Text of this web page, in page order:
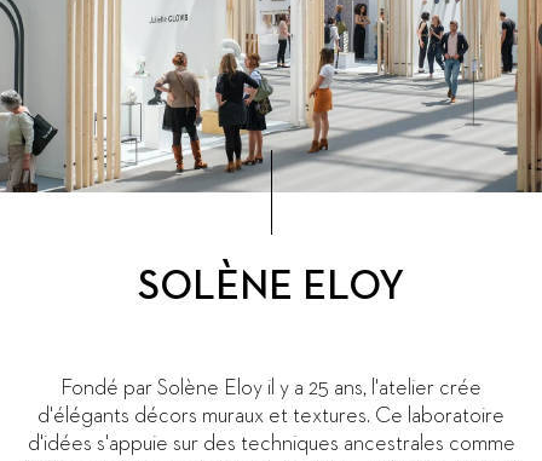
SOLÈNE ELOY
Fondé par Solène Eloy il y a 25 ans, l'atelier crée
d'élégants décors muraux et textures. Ce laboratoire
d'idées s'appuie sur des techniques ancestrales comme